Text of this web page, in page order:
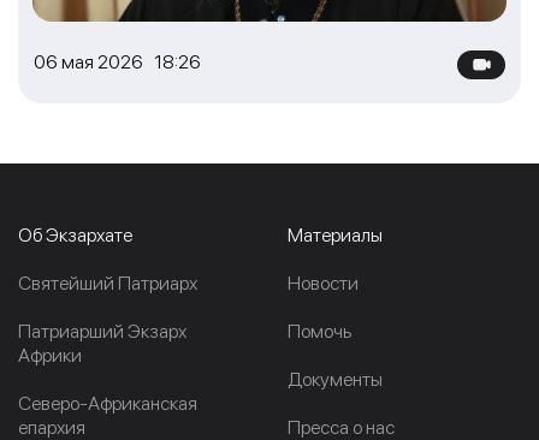
06 мая 2026 18:26
Об Экзархате
Cвятейший Патриарх
Патриарший Экзарх
Африки
Северо-Африканская
епархия
Материалы
Новости
Помочь
Документы
Пресса о нас